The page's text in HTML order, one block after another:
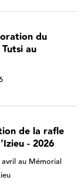
du
au
de la rafle
- 2026
au Mémorial